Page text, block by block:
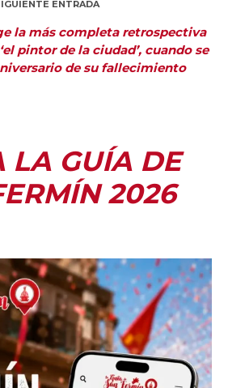
ENTRADA
la más completa retrospectiva
pintor de la ciudad’, cuando se
de su fallecimiento
LA GUÍA DE
2026